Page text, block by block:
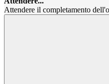
Attendere il completamento